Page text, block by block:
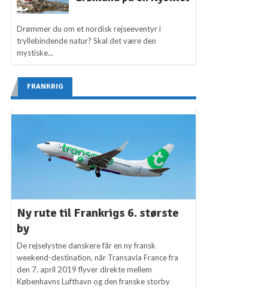
Drømmer du om et nordisk rejseeventyr i
tryllebindende natur? Skal det være den
mystiske...
FRANKRIG
Ny rute til Frankrigs 6. største
by
De rejselystne danskere får en ny fransk
weekend-destination, når Transavia France fra
den 7. april 2019 flyver direkte mellem
Københavns Lufthavn og den franske storby